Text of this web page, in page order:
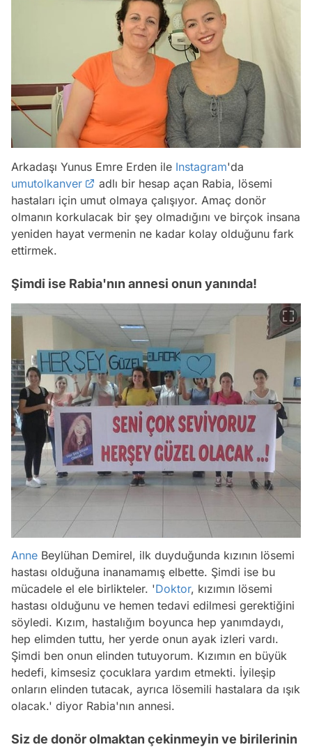
Arkadaşı Yunus Emre Erden ile Instagram'da
umutolkanver
adlı bir hesap açan Rabia, lösemi
hastaları için umut olmaya çalışıyor. Amaç donör
olmanın korkulacak bir şey olmadığını ve birçok insana
yeniden hayat vermenin ne kadar kolay olduğunu fark
ettirmek.
Şimdi ise Rabia'nın annesi onun yanında!
Anne Beylühan Demirel, ilk duyduğunda kızının lösemi
hastası olduğuna inanamamış elbette. Şimdi ise bu
mücadele el ele birlikteler. 'Doktor, kızımın lösemi
hastası olduğunu ve hemen tedavi edilmesi gerektiğini
söyledi. Kızım, hastalığım boyunca hep yanımdaydı,
hep elimden tuttu, her yerde onun ayak izleri vardı.
Şimdi ben onun elinden tutuyorum. Kızımın en büyük
hedefi, kimsesiz çocuklara yardım etmekti. İyileşip
onların elinden tutacak, ayrıca lösemili hastalara da ışık
olacak.' diyor Rabia'nın annesi.
Siz de donör olmaktan çekinmeyin ve birilerinin